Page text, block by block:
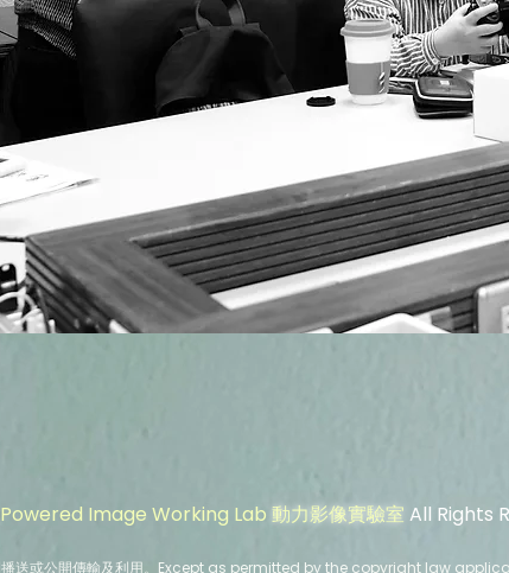
Powered Image Working Lab 動力影像實驗室 All Rights
開播送或公開傳輸及利用。Except as permitted by the copyright law